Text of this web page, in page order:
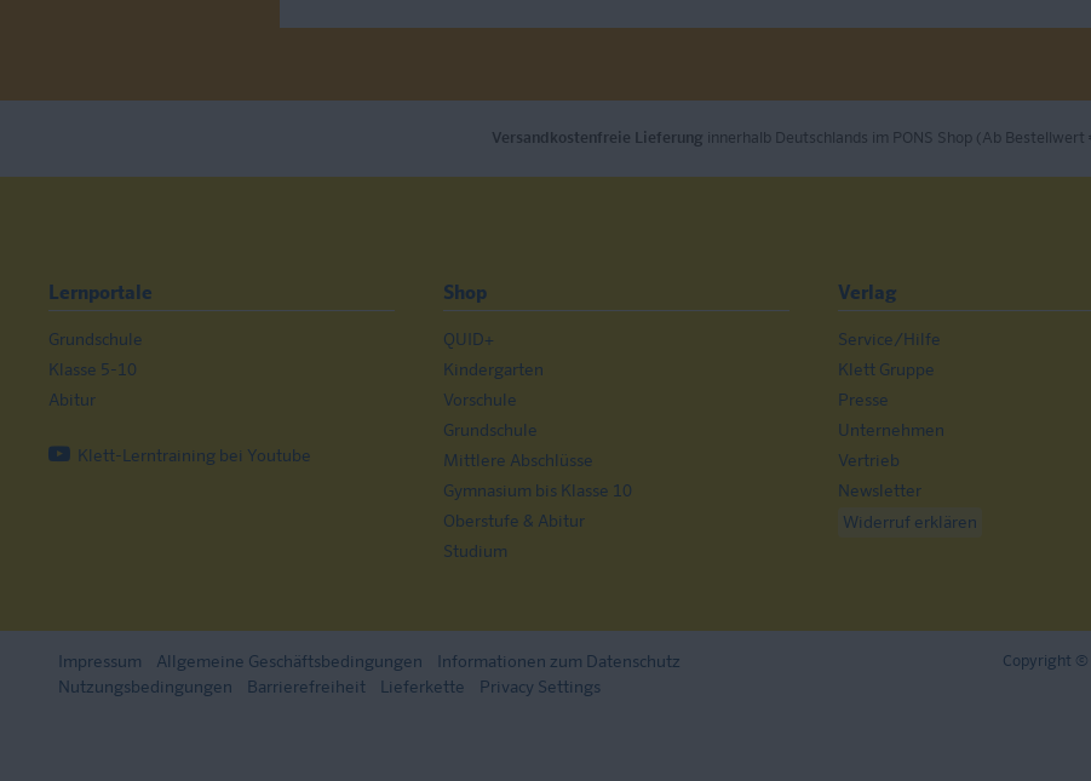
Versandkostenfreie Lieferung innerhalb Deutschlands im PONS Shop (Ab Bestellwert
Lernportale
Grundschule
Klasse 5-10
Abitur
Klett-Lerntraining bei Youtube
Shop
QUID+
Kindergarten
Vorschule
Grundschule
Mittlere Abschlüsse
Gymnasium bis Klasse 10
Oberstufe & Abitur
Studium
Verlag
Service/Hilfe
Klett Gruppe
Presse
Unternehmen
Vertrieb
Newsletter
Widerruf erklären
Impressum Allgemeine Geschäftsbedingungen
Informationen zum Datenschutz
Nutzungsbedingungen
Barrierefreiheit Lieferkette Privacy Settings
Copyright ©